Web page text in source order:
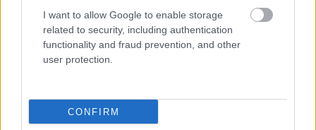
I want to allow Google to enable storage
related to security, including authentication
functionality and fraud prevention, and other
user protection.
CONFIRM